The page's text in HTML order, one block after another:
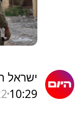
ישראל
10:29
22